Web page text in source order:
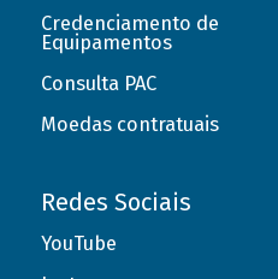
Credenciamento de
Equipamentos
Consulta PAC
Moedas contratuais
Redes Sociais
YouTube